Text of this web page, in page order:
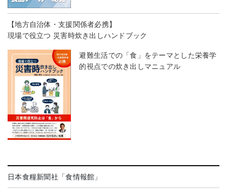
【地方自治体・支援関係者必携】
現場で役立つ 災害時炊き出しハンドブック
避難生活での「食」をテーマとした栄養学
的視点での炊き出しマニュアル
日本食糧新聞社「食情報館」